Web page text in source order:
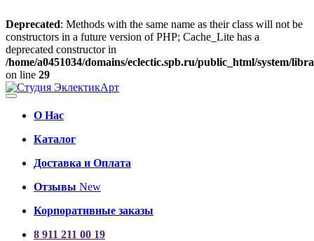
Deprecated: Methods with the same name as their class will not be
constructors in a future version of PHP; Cache_Lite has a
deprecated constructor in
/home/a0451034/domains/eclectic.spb.ru/public_html/system/
on line 29
О Нас
Каталог
Доставка и Оплата
Отзывы New
Корпоративные заказы
8 911 211 00 19